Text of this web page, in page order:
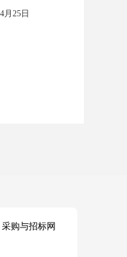
月 25 日
采购与招标网